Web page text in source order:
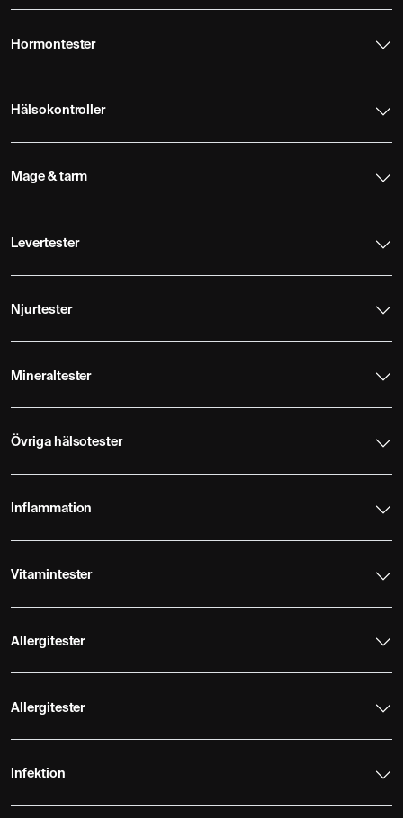
Hormontester
Hälsokontroller
Mage & tarm
Levertester
Njurtester
Mineraltester
Övriga hälsotester
Inflammation
Vitamintester
Allergitester
Allergitester
Infektion